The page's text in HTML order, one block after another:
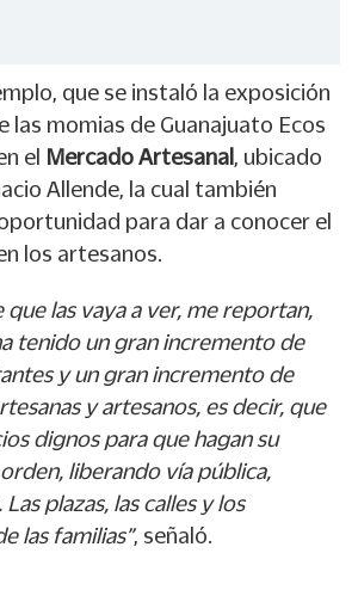
que se instaló la exposición
las momias de Guanajuato Ecos
el Mercado Artesanal , ubicado
Allende, la cual también
para dar a conocer el
los artesanos.
que las vaya a ver, me reportan,
tenido un gran incremento de
y un gran incremento de
y artesanos, es decir, que
dignos para que hagan su
liberando vía pública,
plazas, las calles y los
las familias”, señaló.